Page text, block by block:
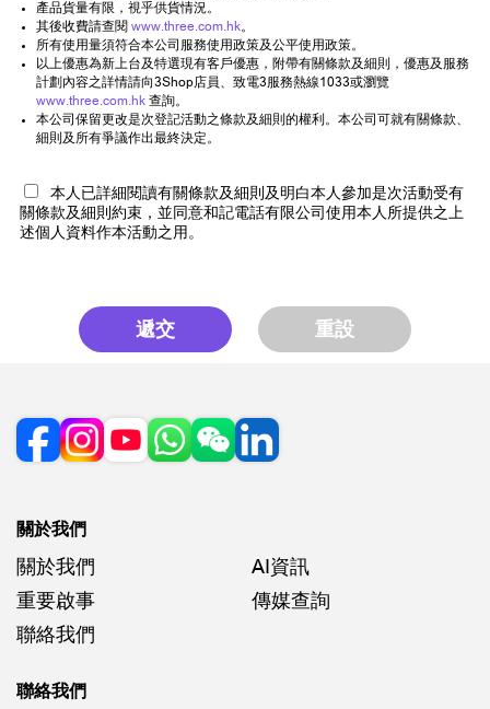
產品貨量有限，視乎供貨情況。
其後收費請查閱 www.three.com.hk。
所有使用量須符合本公司服務使用政策及公平使用政策。
以上優惠為新上台及特選現有客戶優惠，附帶有關條款及細則，優惠及服務
計劃內容之詳情請向3Shop店員、致電3服務熱線1033或瀏覽
www.three.com.hk 查詢。
本公司保留更改是次登記活動之條款及細則的權利。本公司可就有關條款、
細則及所有爭議作出最終決定。
本人已詳細閱讀有關條款及細則及明白本人參加是次活動受有
關條款及細則約束，並同意和記電話有限公司使用本人所提供之上
述個人資料作本活動之用。
遞交 重設
關於我們
關於我們
AI資訊
重要啟事
傳媒查詢
聯絡我們
聯絡我們